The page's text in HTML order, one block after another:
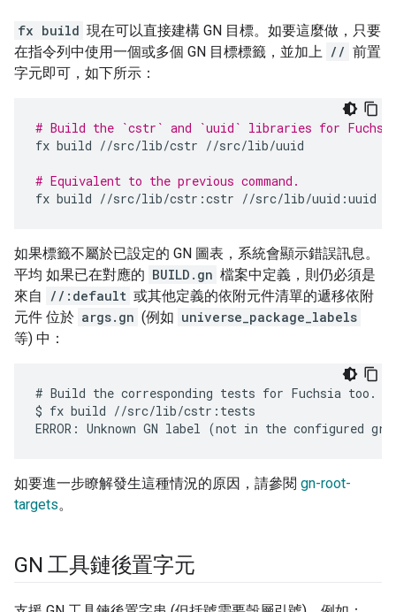
fx build 現在可以直接建構 GN 目標。如要這麼做，只要
在指令列中使用一個或多個 GN 目標標籤，並加上 // 前置
字元即可，如下所示：
# Build the `cstr` and `uuid` libraries for
fx build //src/lib/cstr //src/lib/uuid
# Equivalent to the previous command.
fx build //src/lib/cstr:cstr
如果標籤不屬於已設定的 GN 圖表，系統會顯示錯誤訊息。
平均 如果已在對應的 BUILD.gn 檔案中定義，則仍必須是
來自
//:default 或其他定義的依附元件清單的遞移依附
元件 位於 args.gn (例如 universe_package_labels
等) 中：
# Build the corresponding tests for Fuchsia too.
$ fx build //src/lib/cstr:tests
如要進一步瞭解發生這種情況的原因，請參閱 gn-root-
targets。
GN 工具鏈後置字元